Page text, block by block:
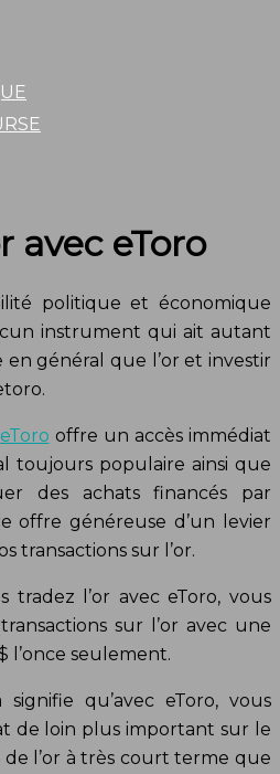
avec eToro
politique et économique
instrument qui ait autant
général que l’or et investir
eToro offre un accès immédiat
toujours populaire ainsi que
des achats financés par
offre généreuse d’un levier
transactions sur l’or.
tradez l’or avec eToro, vous
sur l’or avec une
l’once seulement.
qu’avec eToro, vous
de loin plus important sur le
l’or à très court terme que